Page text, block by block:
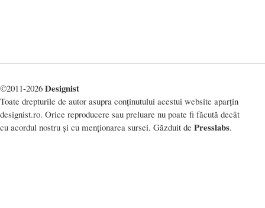
©2011-2026 Designist
Toate drepturile de autor asupra conținutului acestui website aparțin
designist.ro. Orice reproducere sau preluare nu poate fi făcută decât
cu acordul nostru și cu menționarea sursei. Găzduit de Presslabs.